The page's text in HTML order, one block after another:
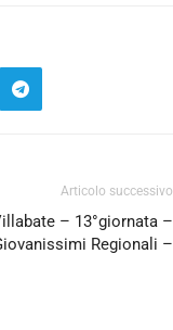
Articolo successivo
– 13°giornata –
Regionali –